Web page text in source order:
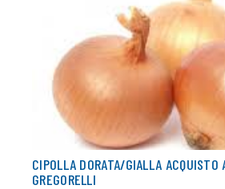
CIPOLLA DORATA/GIALLA ACQUISTO
GREGORELLI